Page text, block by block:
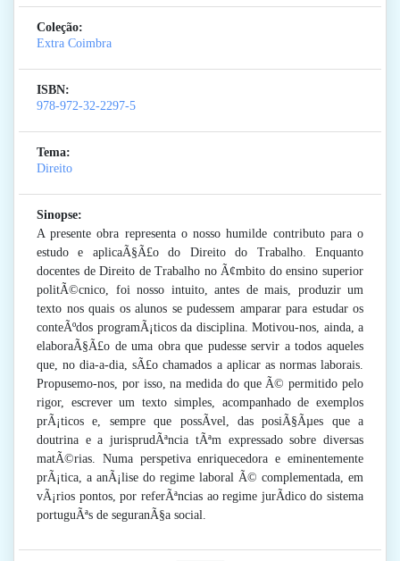
Coleção:
Extra Coimbra
ISBN:
978-972-32-2297-5
Tema:
Direito
Sinopse:
A presente obra representa o nosso humilde contributo para o
estudo e aplicaÃ§Ã£o do Direito do Trabalho. Enquanto
docentes de Direito de Trabalho no Ã¢mbito do ensino superior
politÃ©cnico, foi nosso intuito, antes de mais, produzir um
texto nos quais os alunos se pudessem amparar para estudar os
conteÃºdos programÃ¡ticos da disciplina. Motivou-nos, ainda, a
elaboraÃ§Ã£o de uma obra que pudesse servir a todos aqueles
que, no dia-a-dia, sÃ£o chamados a aplicar as normas laborais.
Propusemo-nos, por isso, na medida do que Ã© permitido pelo
rigor, escrever um texto simples, acompanhado de exemplos
prÃ¡ticos e, sempre que possÃ­vel, das posiÃ§Ãµes que a
doutrina e a jurisprudÃªncia tÃªm expressado sobre diversas
matÃ©rias. Numa perspetiva enriquecedora e eminentemente
prÃ¡tica, a anÃ¡lise do regime laboral Ã© complementada, em
vÃ¡rios pontos, por referÃªncias ao regime jurÃ­dico do sistema
portuguÃªs de seguranÃ§a social.